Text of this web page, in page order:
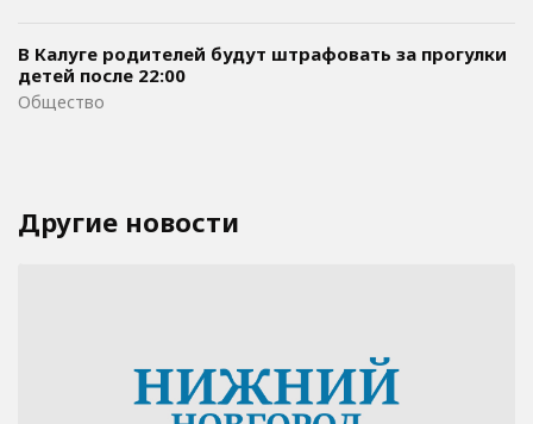
В Калуге родителей будут штрафовать за прогулки
детей после 22:00
Общество
Другие новости